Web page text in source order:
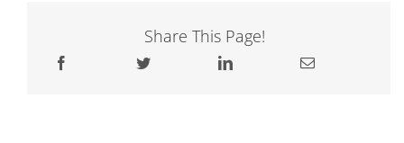
Share This Page!